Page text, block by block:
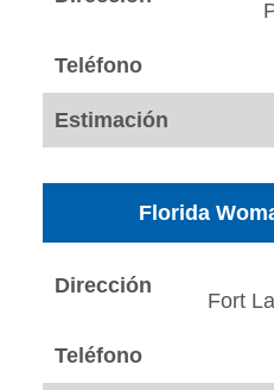
Teléfono
Estimación
Florida
Dirección
Fort
Teléfono